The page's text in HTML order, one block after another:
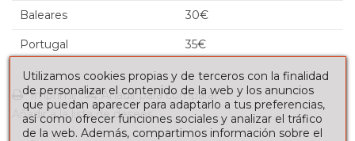
Baleares 30€
Portugal 35€
Imprimir
Añadir para comparar
Añadir a la lista de deseos
Utilizamos cookies propias y de terceros con la finalidad
de personalizar el contenido de la web y los anuncios
que puedan aparecer para adaptarlo a tus preferencias,
así como ofrecer funciones sociales y analizar el tráfico
de la web. Además, compartimos información sobre el